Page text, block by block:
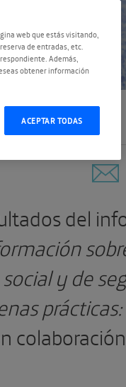
del
y de
web que estás visitando,
de entradas, etc.
Además,
obtener información
ACEPTAR TODAS